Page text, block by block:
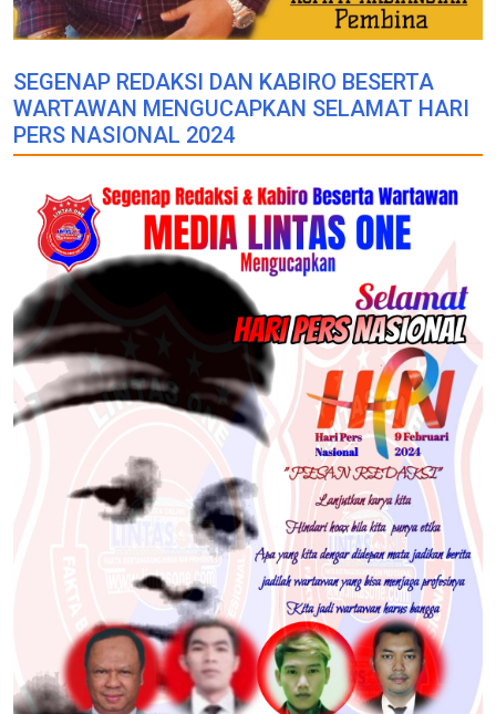
SEGENAP REDAKSI DAN KABIRO BESERTA
WARTAWAN MENGUCAPKAN SELAMAT HARI
PERS NASIONAL 2024